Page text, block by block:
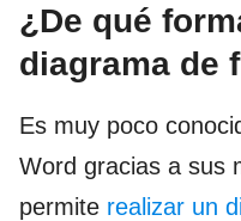
¿De qué
diagrama de
Es muy poco
Word gracias a sus
permite realizar un